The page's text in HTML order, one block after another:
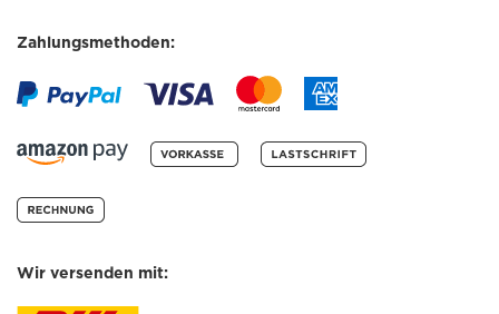
Zahlungsmethoden:
Wir versenden mit: